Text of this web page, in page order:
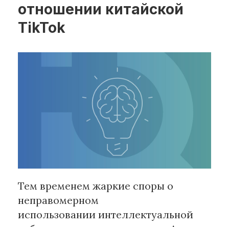
и креативные индустрии
Реклама и маркетинг
Архитектура и урбанистика
Медиа
Образование
Издательское дело
Музыка
отношении китайской
TikTok
Тем временем жаркие споры о
неправомерном
использовании интеллектуальной